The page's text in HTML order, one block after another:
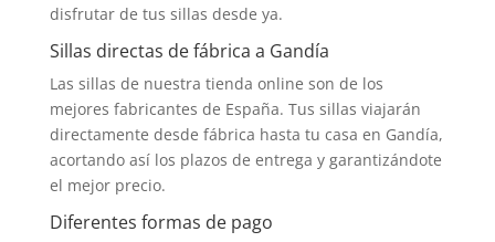
disfrutar de tus sillas desde ya.
Sillas directas de fábrica a Gandía
Las sillas de nuestra tienda online son de los
mejores fabricantes de España. Tus sillas viajarán
directamente desde fábrica hasta tu casa en Gandía,
acortando así los plazos de entrega y garantizándote
el mejor precio.
Diferentes formas de pago